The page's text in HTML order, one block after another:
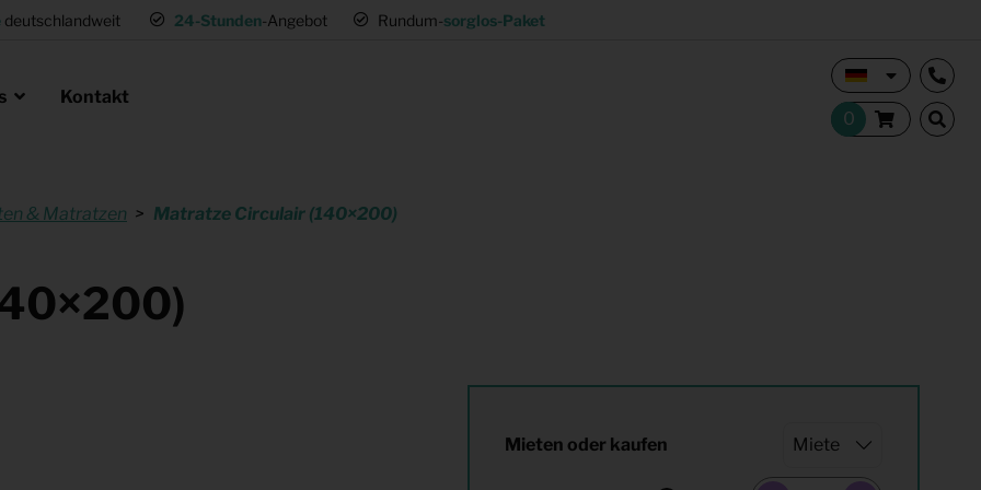
deutschlandweit 24-Stunden-Angebot Rundum-sorglos-Paket
Kontakt
als Profi
Einrichtung für (Fernseh) Produktion Shop
& Matratzen Matratze Circulair (140×200)
Mieten oder kaufen